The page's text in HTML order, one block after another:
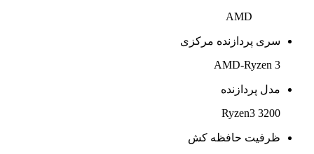
AMD
سری پردازنده مرکزی
AMD-Ryzen 3
مدل پردازنده
Ryzen3 3200
ظرفیت حافظه کش